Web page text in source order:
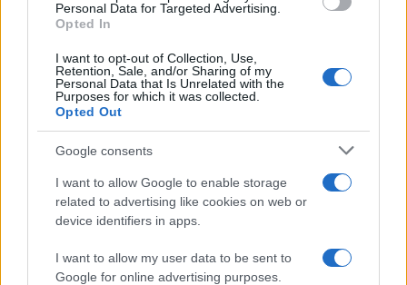
Personal Data for Targeted Advertising.
Opted In
I want to opt-out of Collection, Use,
Retention, Sale, and/or Sharing of my
Personal Data that Is Unrelated with the
Purposes for which it was collected.
Opted Out
Google consents
I want to allow Google to enable storage
related to advertising like cookies on web or
device identifiers in apps.
I want to allow my user data to be sent to
Google for online advertising purposes.